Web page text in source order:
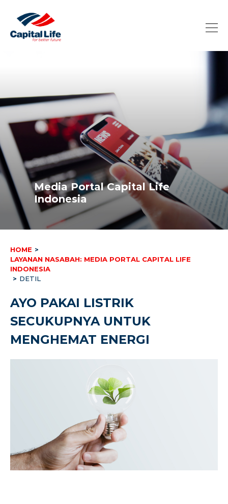
Media Portal Capital Life
Indonesia
HOME >
LAYANAN NASABAH: MEDIA PORTAL CAPITAL LIFE
INDONESIA
> DETIL
AYO PAKAI LISTRIK
SECUKUPNYA UNTUK
MENGHEMAT ENERGI